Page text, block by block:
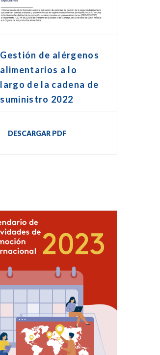
Gestión de alérgenos
alimentarios a lo
largo de la cadena de
suministro 2022
DESCARGAR PDF